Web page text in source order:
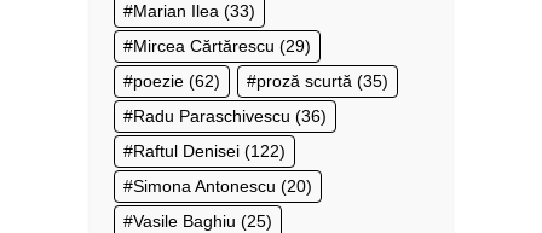
Marian Ilea (33)
Mircea Cărtărescu (29)
poezie (62) proză scurtă (35)
Radu Paraschivescu (36)
Raftul Denisei (122)
Simona Antonescu (20)
Vasile Baghiu (25)